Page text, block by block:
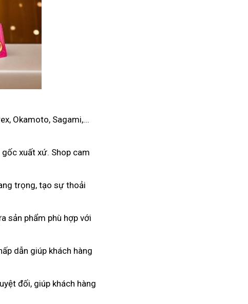
Okamoto, Sagami,...
xuất xứ. Shop cam
trọng, tạo sự thoải
sản phẩm phù hợp với
dẫn giúp khách hàng
đối, giúp khách hàng